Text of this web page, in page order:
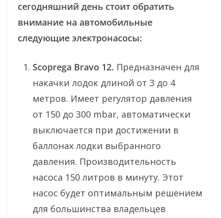
сегодняшний день стоит обратить
внимание на автомобильные
следующие электронасосы:
Scoprega Bravo 12. Предназначен для
накачки лодок длиной от 3 до 4
метров. Имеет регулятор давления
от 150 до 300 mbar, автоматически
выключается при достижении в
баллонах лодки выбранного
давления. Производительность
насоса 150 литров в минуту. Этот
насос будет оптимальным решением
для большинства владельцев